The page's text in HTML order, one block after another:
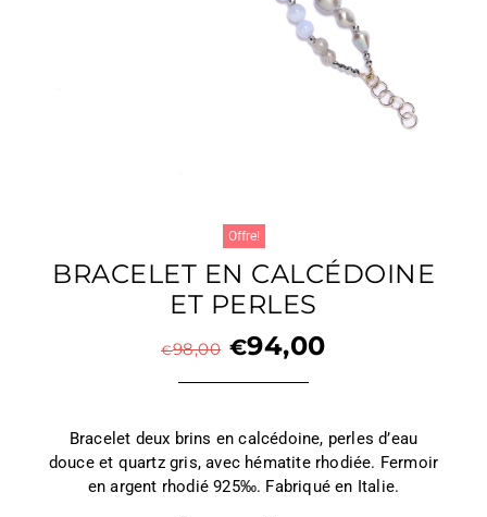
Offre!
BRACELET EN CALCÉDOINE
ET PERLES
€98,00 €94,00
Bracelet deux brins en calcédoine, perles d’eau
douce et quartz gris, avec hématite rhodiée. Fermoir
en argent rhodié 925‰. Fabriqué en Italie.